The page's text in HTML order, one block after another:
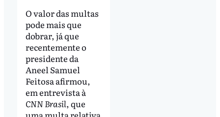
O valor das multas
pode mais que
dobrar, já que
recentemente o
presidente da
Aneel Samuel
Feitosa afirmou,
em entrevista à
CNN Brasil, que